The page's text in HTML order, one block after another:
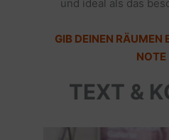
und ideal als das
GIB DEINEN RÄUMEN
NOTE
TEXT &